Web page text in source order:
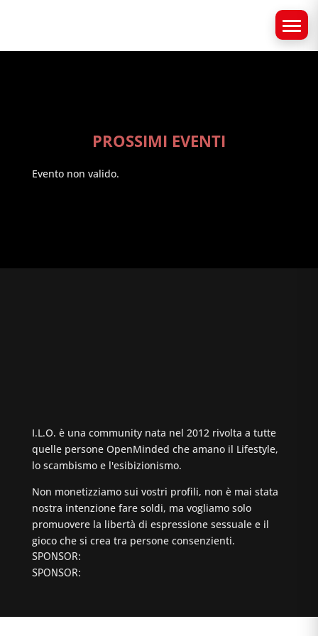
PROSSIMI EVENTI
Evento non valido.
I.L.O. è una community nata nel 2012 rivolta a tutte
quelle persone OpenMinded che amano il Lifestyle,
lo scambismo e l'esibizionismo.
Non monetizziamo sui vostri profili, non è mai stata
nostra intenzione fare soldi, ma vogliamo solo
promuovere la libertà di espressione sessuale e il
gioco che si crea tra persone consenzienti.
SPONSOR:
SPONSOR: